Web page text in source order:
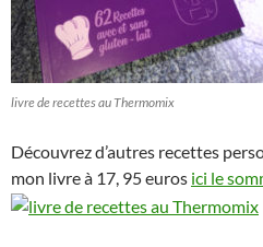
livre de recettes au Thermomix
Découvrez d’autres recettes
mon livre à 17, 95 euros ici le